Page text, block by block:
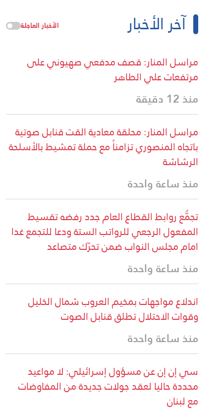
آخر الأخبار الأخبار العاجلة
مراسل المنار: قصف مدفعي صهيوني على
مرتفعات علي الطاهر
منذ 12 دقيقة
مراسل المنار: محلقة معادية القت قنابل صوتية
باتجاه المنصوري تزامناً مع حملة تمشيط بالأسلحة
الرشاشة
منذ ساعة واحدة
تجمُّع روابط القطاع العام جدد رفضه تقسيط
المفعول الرجعي للرواتب الستة ودعا للتجمع غدا
امام مجلس النواب ضمن تحرّك متصاعد
منذ ساعة واحدة
اندلاع مواجهات بمخيم العروب شمال الخليل
وقوات الاحتلال تطلق قنابل الصوت
منذ ساعة واحدة
سي إن إن عن مسؤول إسرائيلي: لا مواعيد
محددة حاليا لعقد جولات جديدة من المفاوضات
مع لبنان